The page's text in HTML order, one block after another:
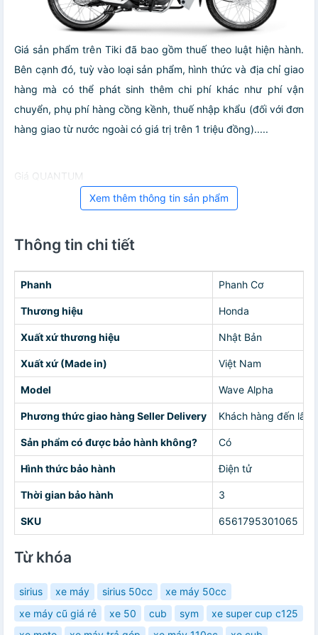
Giá sản phẩm trên Tiki đã bao gồm thuế theo luật hiện hành.
Bên cạnh đó, tuỳ vào loại sản phẩm, hình thức và địa chỉ giao
hàng mà có thể phát sinh thêm chi phí khác như phí vận
chuyển, phụ phí hàng cồng kềnh, thuế nhập khẩu (đối với đơn
hàng giao từ nước ngoài có giá trị trên 1 triệu đồng).....
Giá QUANTUM
Xem thêm thông tin sản phẩm
Thông tin chi tiết
Phanh Phanh Cơ
Thương hiệu Honda
Xuất xứ thương hiệu Nhật Bản
Xuất xứ (Made in) Việt Nam
Model Wave Alpha
Phương thức giao hàng Seller Delivery Khách hàng đến lấy
Sản phẩm có được bảo hành không? Có
Hình thức bảo hành Điện tử
Thời gian bảo hành 3
SKU 6561795301065
Từ khóa
sirius xe máy sirius 50cc
xe máy 50cc
xe máy cũ giá rẻ
xe 50 cub sym
xe super cup c125